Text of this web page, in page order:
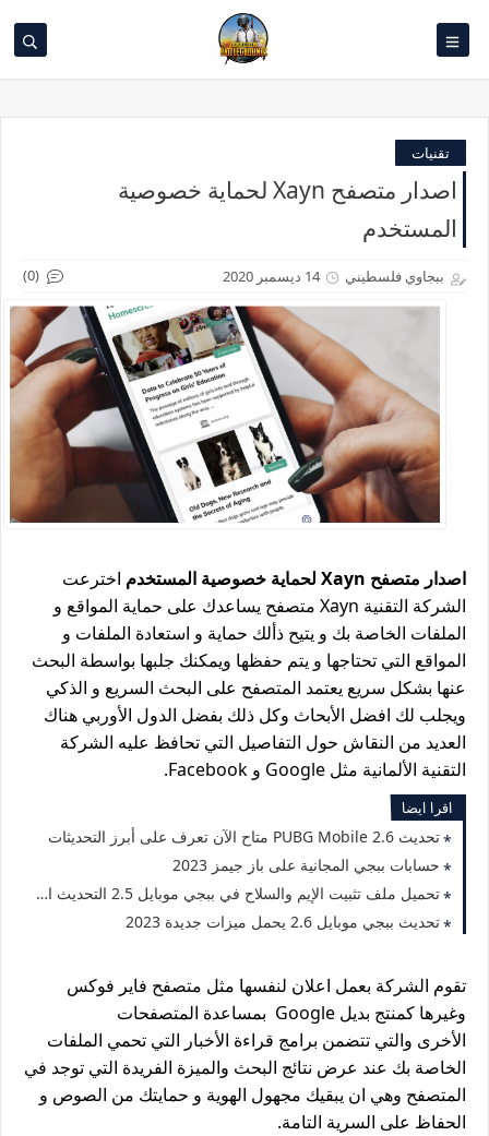
تقنيات
اصدار متصفح Xayn لحماية خصوصية
المستخدم
ببجاوي فلسطيني 14 ديسمبر 2020 (0)
اصدار متصفح Xayn لحماية خصوصية المستخدم
اخترعت
الشركة التقنية Xayn متصفح يساعدك على حماية المواقع و
الملفات الخاصة بك و يتيح ذألك حماية و استعادة الملفات و
المواقع التي تحتاجها و يتم حفظها ويمكنك جلبها بواسطة البحث
عنها بشكل سريع يعتمد المتصفح على البحث السريع و الذكي
ويجلب لك افضل الأبحاث وكل ذلك بفضل الدول الأوربي هناك
العديد من النقاش حول التفاصيل التي تحافظ عليه الشركة
التقنية الألمانية مثل Google و Facebook.
اقرا ايضا
تحديث PUBG Mobile 2.6 متاح الآن تعرف على أبرز التحديثات
حسابات ببجي المجانية على باز جيمز 2023
تحميل ملف تثبيت الإيم والسلاح في ببجي موبايل 2.5 التحديث الجديد 2023
تحديث ببجي موبايل 2.6 يحمل ميزات جديدة 2023
تقوم الشركة بعمل اعلان لنفسها مثل متصفح فاير فوكس
وغيرها كمنتج بديل Google بمساعدة المتصفحات
الأخرى والتي تتضمن برامج قراءة الأخبار التي تحمي الملفات
الخاصة بك عند عرض نتائج البحث والميزة الفريدة التي توجد في
المتصفح وهي ان يبقيك مجهول الهوية و حمايتك من الصوص و
الحفاظ على السرية التامة.